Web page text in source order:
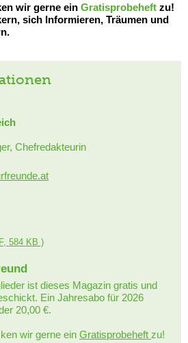
wir gerne ein Gratisprobeheft zu!
sich Informieren, Träumen und
Chefredakteurin
584 KB )
ist dieses Magazin gratis und
Ein Jahresabo für 2026
20,00 €.
wir gerne ein Gratisprobeheft zu!